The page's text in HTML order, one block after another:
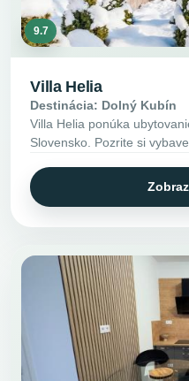
9.7
Villa Helia
Destinácia: Dolný Kubín
Villa Helia ponúka
Slovensko. Pozrite si